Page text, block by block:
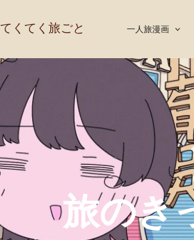
てくてく旅ごと 一人旅漫画
旅のき